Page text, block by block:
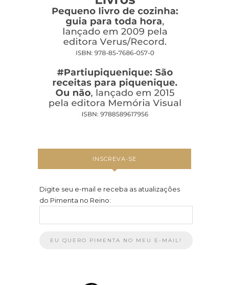
INSCREVA-SE
Digite seu e-mail e receba as atualizações
do Pimenta no Reino: